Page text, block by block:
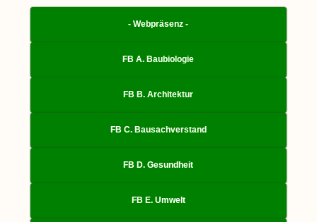
- Webpräsenz -
FB A. Baubiologie
FB B. Architektur
FB C. Bausachverstand
FB D. Gesundheit
FB E. Umwelt